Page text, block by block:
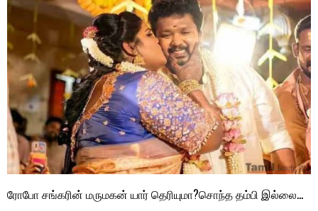
ரோபோ சங்கரின் மருமகன் யார் தெரியுமா?சொந்த தம்பி இல்லை…